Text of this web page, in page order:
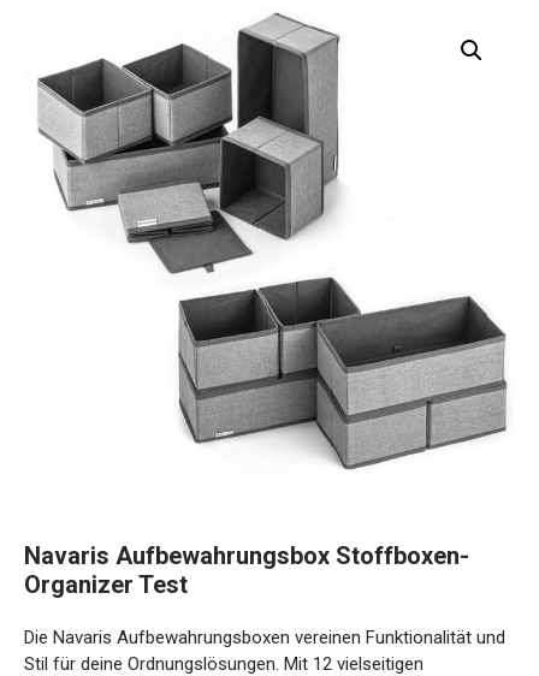
Navaris Aufbewahrungsbox Stoffboxen-
Organizer Test
Die Navaris Aufbewahrungsboxen vereinen Funktionalität und
Stil für deine Ordnungslösungen. Mit 12 vielseitigen